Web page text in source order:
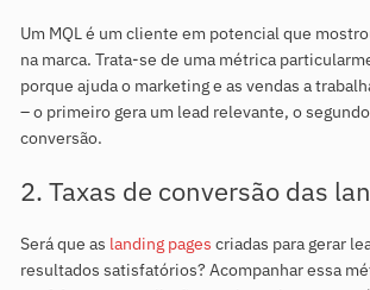
Um MQL é um cliente em potencial que
na marca. Trata-se de uma métrica
porque ajuda o marketing e as vendas a
– o primeiro gera um lead relevante, o
conversão.
2. Taxas de conversão das
Será que as landing pages criadas para gerar
resultados satisfatórios? Acompanhar essa